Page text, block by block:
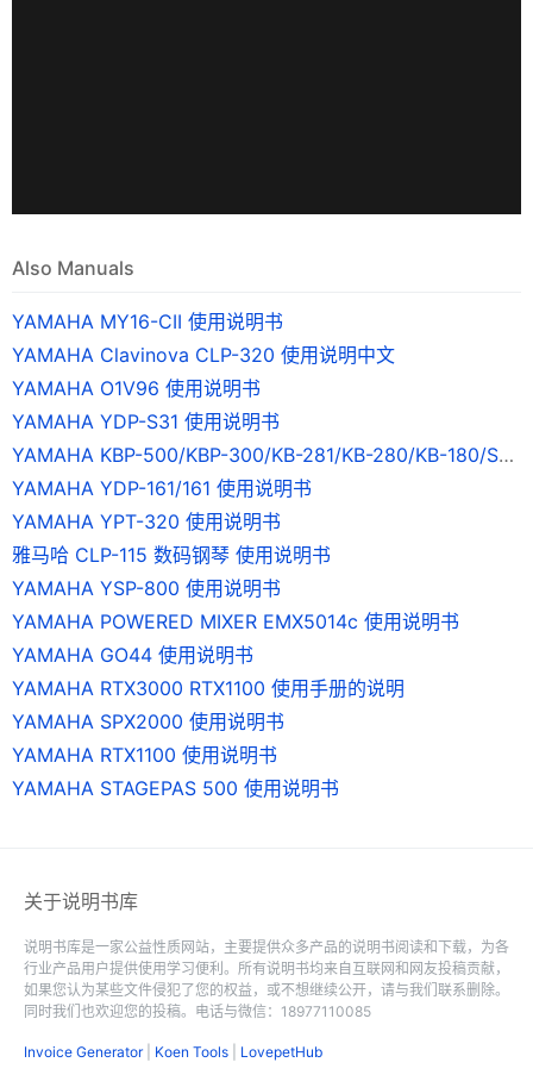
Also Manuals
YAMAHA MY16-CII 使用说明书
YAMAHA Clavinova CLP-320 使用说明中文
YAMAHA O1V96 使用说明书
YAMAHA YDP-S31 使用说明书
YAMAHA KBP-500/KBP-300/KB-281/KB-280/KB-180/SKB-180 使用说明书
YAMAHA YDP-161/161 使用说明书
YAMAHA YPT-320 使用说明书
雅马哈 CLP-115 数码钢琴 使用说明书
YAMAHA YSP-800 使用说明书
YAMAHA POWERED MIXER EMX5014c 使用说明书
YAMAHA GO44 使用说明书
YAMAHA RTX3000 RTX1100 使用手册的说明
YAMAHA SPX2000 使用说明书
YAMAHA RTX1100 使用说明书
YAMAHA STAGEPAS 500 使用说明书
关于说明书库
说明书库是一家公益性质网站，主要提供众多产品的说明书阅读和下载，为各
行业产品用户提供使用学习便利。所有说明书均来自互联网和网友投稿贡献，
如果您认为某些文件侵犯了您的权益，或不想继续公开，请与我们联系删除。
同时我们也欢迎您的投稿。电话与微信：18977110085
Invoice Generator| Koen Tools LovepetHub